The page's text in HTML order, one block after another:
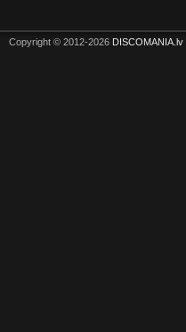
Copyright © 2012-2026 DISCOMANIA.lv